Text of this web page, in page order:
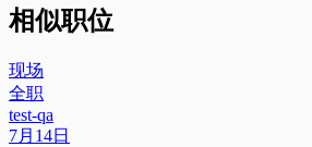
相似职位
现场
全职
test-qa
7月14日